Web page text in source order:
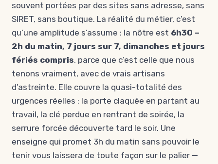
souvent portées par des sites sans adresse, sans
SIRET, sans boutique. La réalité du métier, c’est
qu’une amplitude s’assume : la nôtre est 6h30 –
2h du matin, 7 jours sur 7, dimanches et jours
fériés compris, parce que c’est celle que nous
tenons vraiment, avec de vrais artisans
d’astreinte. Elle couvre la quasi-totalité des
urgences réelles : la porte claquée en partant au
travail, la clé perdue en rentrant de soirée, la
serrure forcée découverte tard le soir. Une
enseigne qui promet 3h du matin sans pouvoir le
tenir vous laissera de toute façon sur le palier —